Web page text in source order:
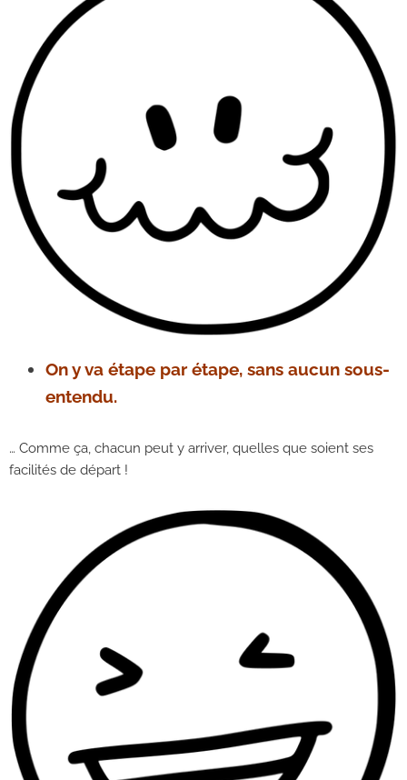
On y va étape par étape, sans aucun sous-
entendu.
… Comme ça, chacun peut y arriver, quelles que soient ses
facilités de départ !